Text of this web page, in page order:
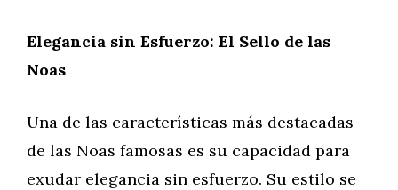
Elegancia sin Esfuerzo: El Sello de las
Noas
Una de las características más destacadas
de las Noas famosas es su capacidad para
exudar elegancia sin esfuerzo. Su estilo se